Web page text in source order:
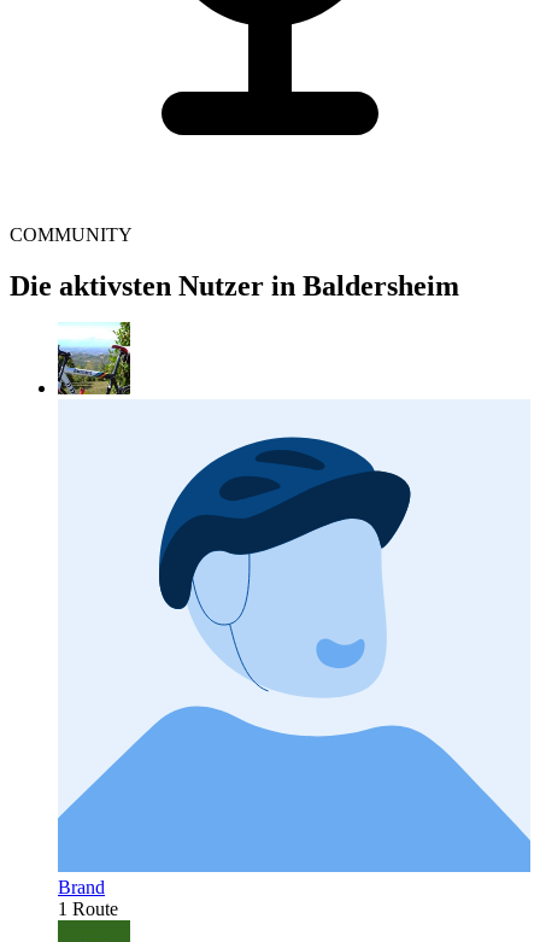
COMMUNITY
Die aktivsten Nutzer in Baldersheim
Brand
1 Route